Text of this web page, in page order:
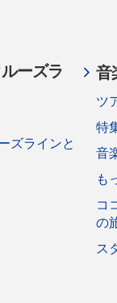
ーズラ
ズラインと
音
ツ
特
音
も
コ
の
ス